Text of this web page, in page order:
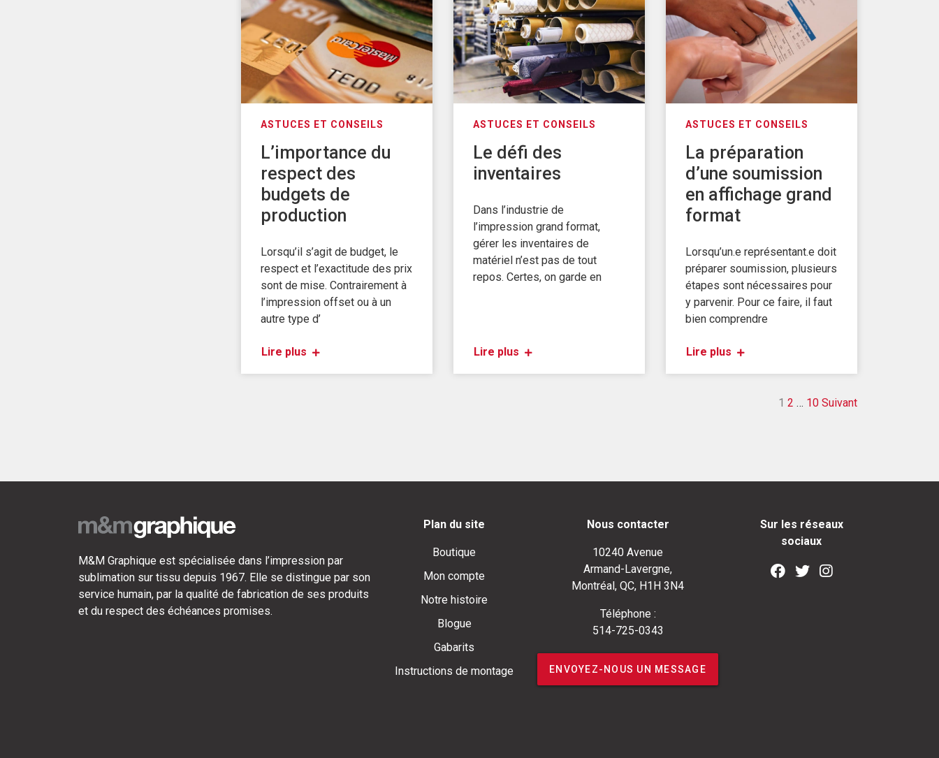
ASTUCES ET CONSEILS
L’importance du
respect des
budgets de
production
Lorsqu’il s’agit de budget, le
respect et l’exactitude des prix
sont de mise. Contrairement à
l’impression offset ou à un
autre type d’
Lire plus
ASTUCES ET CONSEILS
Le défi des
inventaires
Dans l’industrie de
l’impression grand format,
gérer les inventaires de
matériel n’est pas de tout
repos. Certes, on garde en
Lire plus
ASTUCES ET CONSEILS
La préparation
d’une soumission
en affichage grand
format
Lorsqu’un.e représentant.e doit
préparer soumission, plusieurs
étapes sont nécessaires pour
y parvenir. Pour ce faire, il faut
bien comprendre
Lire plus
Pagination
1 2 … 10 Suivant
M&M Graphique est spécialisée dans l’impression par
sublimation sur tissu depuis 1967. Elle se distingue par son
service humain, par la qualité de fabrication de ses produits
et du respect des échéances promises.
Plan du site
Boutique
Mon compte
Notre histoire
Blogue
Gabarits
Instructions de montage
Nous contacter
10240 Avenue
Armand-Lavergne,
Montréal, QC, H1H 3N4
Téléphone :
514-725-0343
ENVOYEZ-NOUS UN MESSAGE
Sur les réseaux
sociaux